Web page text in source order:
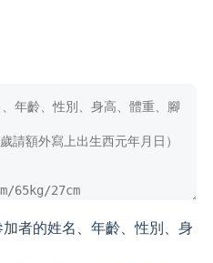
者的姓名、年齡、性別、身